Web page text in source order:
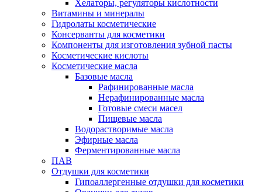
Хелаторы, регуляторы кислотности
Витамины и минералы
Гидролаты косметические
Консерванты для косметики
Компоненты для изготовления зубной пасты
Косметические кислоты
Косметические масла
Базовые масла
Рафинированные масла
Нерафинированные масла
Готовые смеси масел
Пищевые масла
Водорастворимые масла
Эфирные масла
Ферментированные масла
ПАВ
Отдушки для косметики
Гипоаллергенные отдушки для косметики